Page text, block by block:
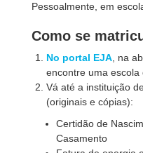
Pessoalmente, em
Como se
No portal EJA , na
encontre uma
Vá até a instituição
(originais e cópias):
Certidão de
Casamento